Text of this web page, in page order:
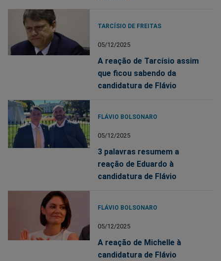
TARCÍSIO DE FREITAS
05/12/2025
A reação de Tarcísio assim
que ficou sabendo da
candidatura de Flávio
FLÁVIO BOLSONARO
05/12/2025
3 palavras resumem a
reação de Eduardo à
candidatura de Flávio
FLÁVIO BOLSONARO
05/12/2025
A reação de Michelle à
candidatura de Flávio